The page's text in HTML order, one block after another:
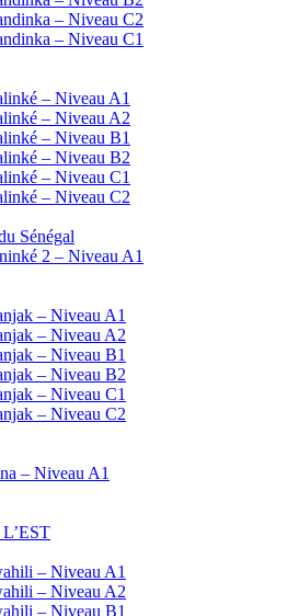
– Niveau C2
– Niveau C1
– Niveau A1
– Niveau A2
– Niveau B1
– Niveau B2
– Niveau C1
– Niveau C2
Sénégal
2 – Niveau A1
– Niveau A1
– Niveau A2
– Niveau B1
– Niveau B2
– Niveau C1
– Niveau C2
– Niveau A1
– Niveau A1
– Niveau A2
– Niveau B1